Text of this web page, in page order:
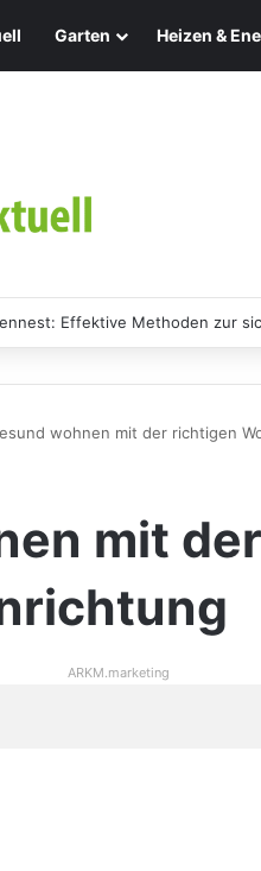
Garten Heizen &
Effektive Methoden zur
wohnen mit der richtigen
mit
ARKM.marketing